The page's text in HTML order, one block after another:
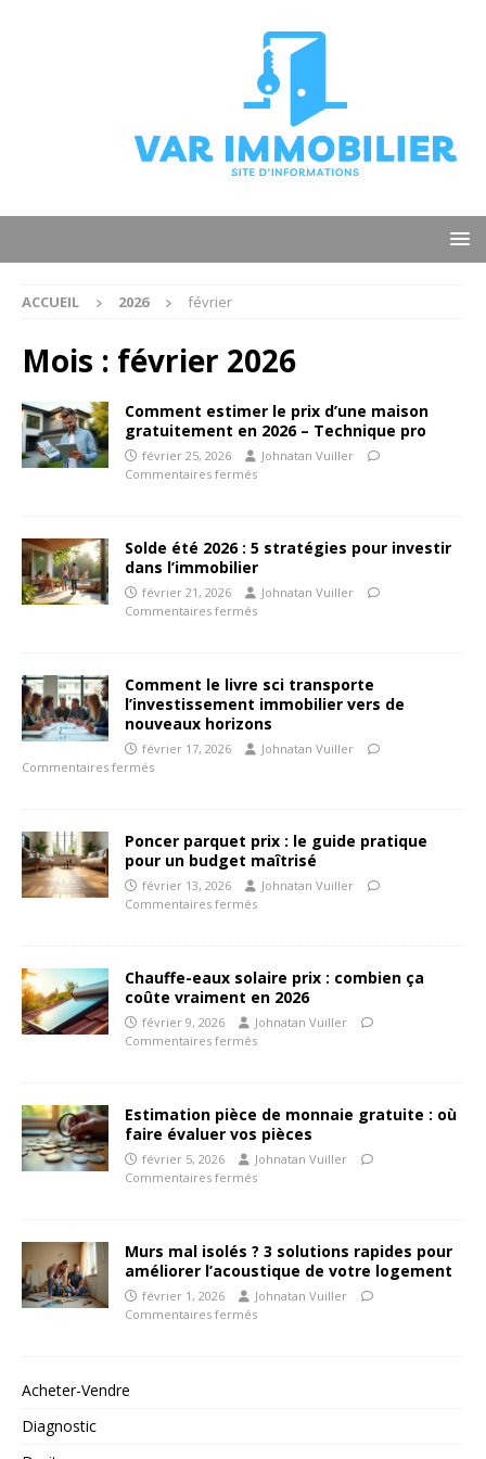
ACCUEIL 2026 février
Mois : février 2026
Comment estimer le prix d’une maison
gratuitement en 2026 – Technique pro
février 25, 2026
Johnatan Vuiller
Commentaires fermés
Solde été 2026 : 5 stratégies pour investir
dans l’immobilier
février 21, 2026
Johnatan Vuiller
Commentaires fermés
Comment le livre sci transporte
l’investissement immobilier vers de
nouveaux horizons
février 17, 2026
Johnatan Vuiller
Commentaires fermés
Poncer parquet prix : le guide pratique
pour un budget maîtrisé
février 13, 2026
Johnatan Vuiller
Commentaires fermés
Chauffe-eaux solaire prix : combien ça
coûte vraiment en 2026
février 9, 2026
Johnatan Vuiller
Commentaires fermés
Estimation pièce de monnaie gratuite : où
faire évaluer vos pièces
février 5, 2026
Johnatan Vuiller
Commentaires fermés
Murs mal isolés ? 3 solutions rapides pour
améliorer l’acoustique de votre logement
février 1, 2026
Johnatan Vuiller
Commentaires fermés
Acheter-Vendre
Diagnostic